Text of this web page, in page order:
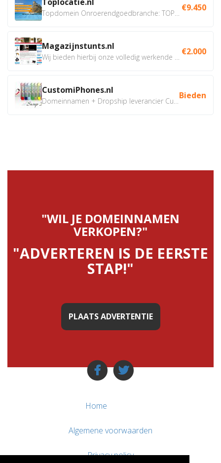
€9.450
Magazijnstunts.nl €2.000
CustomiPhones.nl Bieden
"WIL JE DOMEINNAMEN
VERKOPEN?"
"ADVERTEREN IS DE EERSTE
STAP!"
PLAATS ADVERTENTIE
Home
Algemene voorwaarden
Privacy policy